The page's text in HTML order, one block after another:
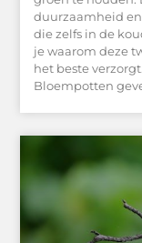
duurzaamheid
die zelfs in de
je waarom deze
het beste
Bloempotten